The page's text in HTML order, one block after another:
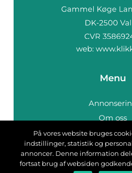
web:
Menu
Om oss
Cookies
Kontakta
Sitemap
På vores website bruges
indstillinger, statistik og
annoncer. Denne information
fortsat brug af websiden